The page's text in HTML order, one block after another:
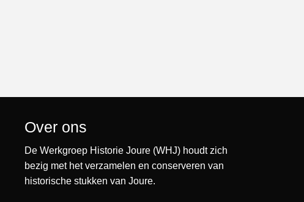
Over ons
De Werkgroep Historie Joure (WHJ) houdt zich
bezig met het verzamelen en conserveren van
historische stukken van Joure.